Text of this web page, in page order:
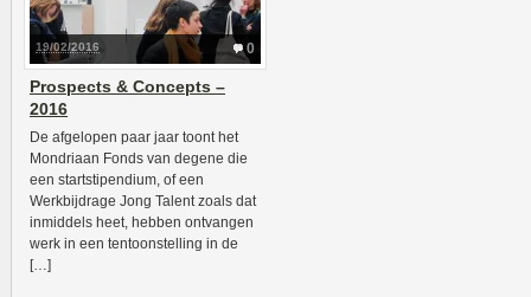
0
19/02/2016
Prospects & Concepts –
2016
De afgelopen paar jaar toont het
Mondriaan Fonds van degene die
een startstipendium, of een
Werkbijdrage Jong Talent zoals dat
inmiddels heet, hebben ontvangen
werk in een tentoonstelling in de
[…]